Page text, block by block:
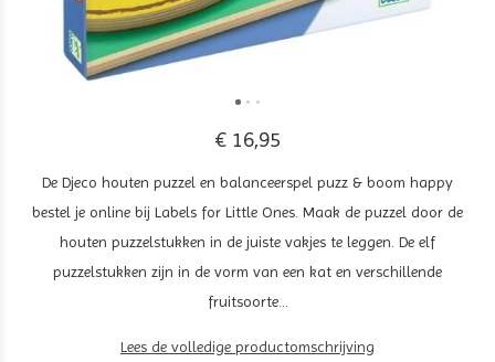
€ 16,95
De Djeco houten puzzel en balanceerspel puzz & boom happy
bestel je online bij Labels for Little Ones. Maak de puzzel door de
houten puzzelstukken in de juiste vakjes te leggen. De elf
puzzelstukken zijn in de vorm van een kat en verschillende
fruitsoorte...
Lees de volledige productomschrijving